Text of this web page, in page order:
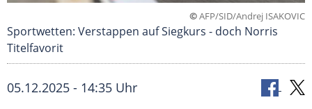
©AFP/SID/Andrej ISAKOVIC
Sportwetten: Verstappen auf Siegkurs - doch Norris
Titelfavorit
05.12.2025 - 14:35 Uhr